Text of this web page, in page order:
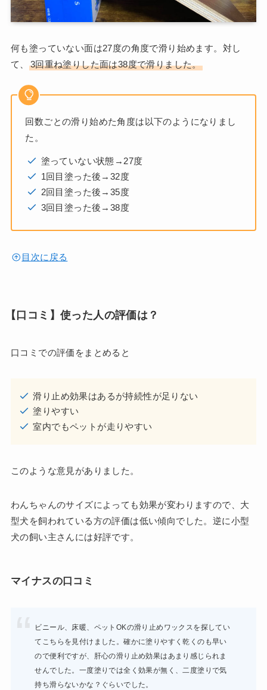
何も塗っていない面は27度の角度で滑り始めます。対し
て、
3回重ね塗りした面は38度で滑りました。
回数ごとの滑り始めた角度は以下のようになりまし
た。
塗っていない状態→27度
1回目塗った後→32度
2回目塗った後→35度
3回目塗った後→38度
目次に戻る
【口コミ】使った人の評価は？
口コミでの評価をまとめると
滑り止め効果はあるが持続性が足りない
塗りやすい
室内でもペットが走りやすい
このような意見がありました。
わんちゃんのサイズによっても効果が変わりますので、大
型犬を飼われている方の評価は低い傾向でした。逆に小型
犬の飼い主さんには好評です。
マイナスの口コミ
ビニール、床暖、ペットOKの滑り止めワックスを探してい
てこちらを見付けました。確かに塗りやすく乾くのも早い
ので便利ですが、肝心の滑り止め効果はあまり感じられま
せんでした。一度塗りでは全く効果が無く、二度塗りで気
持ち滑らないかな？ぐらいでした。